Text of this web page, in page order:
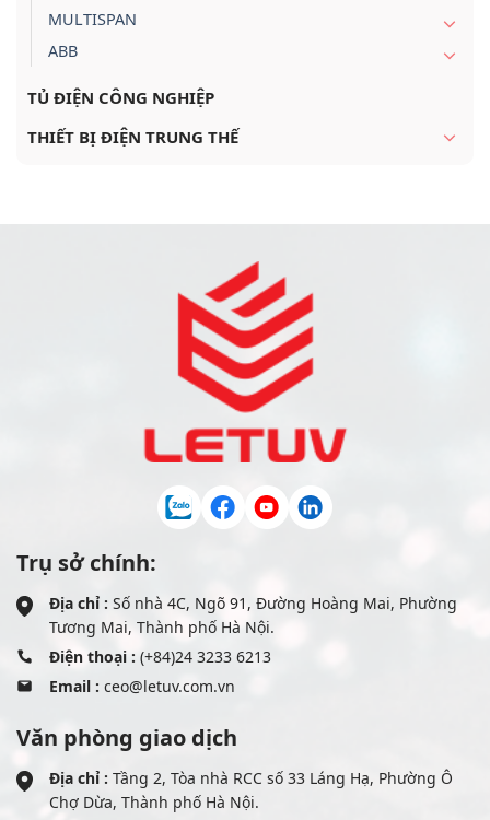
MULTISPAN
ABB
TỦ ĐIỆN CÔNG NGHIỆP
THIẾT BỊ ĐIỆN TRUNG THẾ
Trụ sở chính:
Địa chỉ : Số nhà 4C, Ngõ 91, Đường Hoàng Mai, Phường
Tương Mai, Thành phố Hà Nội.
Điện thoại : (+84)24 3233 6213
Email : ceo@letuv.com.vn
Văn phòng giao dịch
Địa chỉ : Tầng 2, Tòa nhà RCC số 33 Láng Hạ, Phường Ô
Chợ Dừa, Thành phố Hà Nội.